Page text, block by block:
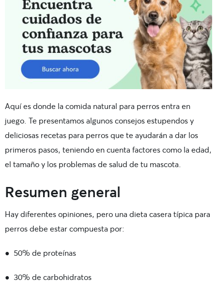
Aquí es donde la comida natural para perrosentra en
juego. Te presentamos algunos consejos estupendos y
deliciosas recetas para perrosque te ayudarán a dar los
primeros pasos, teniendo en cuenta factores como la edad,
el tamaño y los problemas de salud de tu mascota.
Resumen general
Hay diferentes opiniones, pero una dieta casera típica para
perros debe estar compuesta por:
● 50% de proteínas
● 30% decarbohidratos